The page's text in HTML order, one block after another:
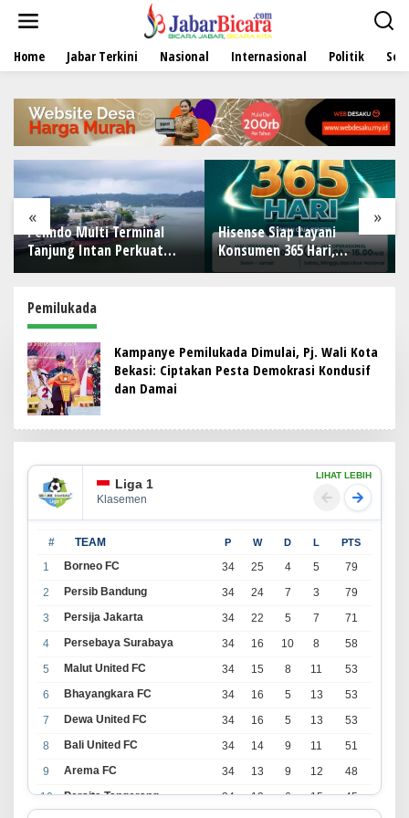
t
Home Jabar Terkini Nasional Internasional Politik
« »
Pelindo Multi Terminal
Tanjung Intan Perkuat
Kinerja Operasional
Hisense Siap Layani
Konsumen 365 Hari,
Tambah Jadwal Layanan
Pemilukada
Kampanye Pemilukada Dimulai, Pj. Wali Kota
Bekasi: Ciptakan Pesta Demokrasi Kondusif
dan Damai
Liga 1
Klasemen
LIHAT LEBIH
# TEAM P W D L PTS
1 Borneo FC 34 25 4 5
79
2
Persib Bandung 34 24 7 3
79
3
Persija Jakarta 34 22 5 7
71
4
Persebaya Surabaya 34 16 10 8
58
5
Malut United FC 34 15 8 11
53
6
Bhayangkara FC 34 16 5 13
53
7
Dewa United FC 34 16 5 13
53
8
Bali United FC 34 14 9 11
51
9
Arema FC 34 13 9 12
48
10
Persita Tangerang 34 13 6 15
45